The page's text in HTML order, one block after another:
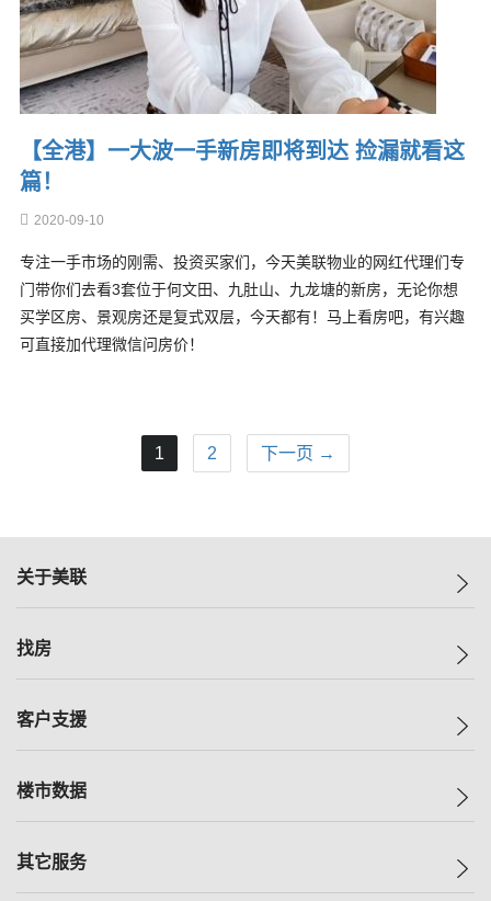
【全港】一大波一手新房即将到达 捡漏就看这
篇！
2020-09-10
专注一手市场的刚需、投资买家们，今天美联物业的网红代理们专
门带你们去看3套位于何文田、九肚山、九龙塘的新房，无论你想
买学区房、景观房还是复式双层，今天都有！马上看房吧，有兴趣
可直接加代理微信问房价！
1 2 下一页 →
关于美联
美联集团
人才招募
找房
一手新房
减价
美联豪宅
独家楼盘
客户支援
自助放盘
查询热线
楼市数据
指数
其它服务